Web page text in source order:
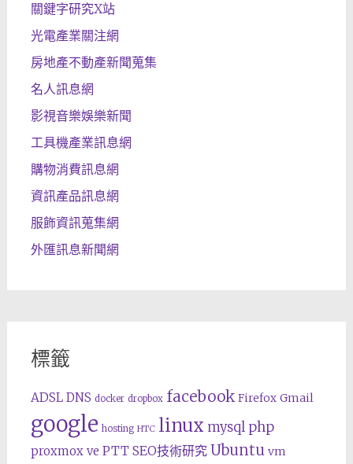
關鍵字研究X站
光電產業關注網
房地產不動產新聞蒐集
名人訊息網
影視音樂娛樂新聞
工具機產業訊息網
購物消費訊息網
資訊產品訊息網
服飾資訊蒐集網
外匯訊息新聞網
標籤
ADSL DNS docker dropbox facebook Firefox Gmail
google hosting HTC linux mysql php
proxmox ve PTT SEO技術研究 Ubuntu vm